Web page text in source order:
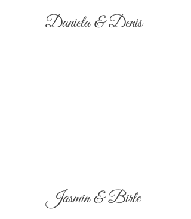
Daniela & Denis
Jasmin & Birte